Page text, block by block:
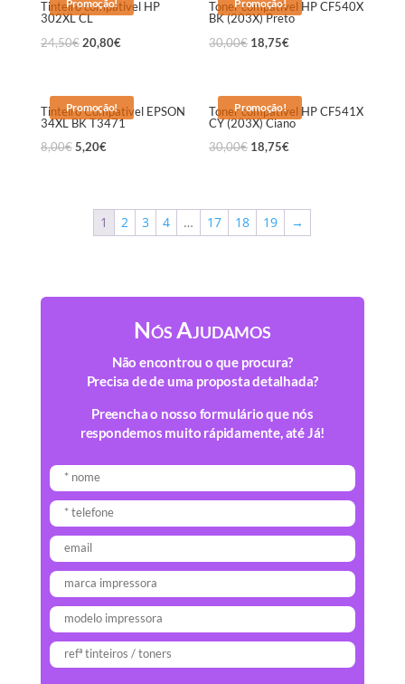
Promoção!
Tinteiro compativel HP
302XL CL
24,50€ 20,80€
Promoção!
Toner compatível HP CF540X
BK (203X) Preto
30,00€ 18,75€
Promoção!
Tinteiro Compativel EPSON
34XL BK T3471
8,00€ 5,20€
Promoção!
Toner compatível HP CF541X
CY (203X) Ciano
30,00€ 18,75€
1 2 3 4 … 17 18 19 →
Nós Ajudamos
Não encontrou o que procura?
Precisa de de uma proposta detalhada?
Preencha o nosso formulário que nós
respondemos muito rápidamente, até Já!